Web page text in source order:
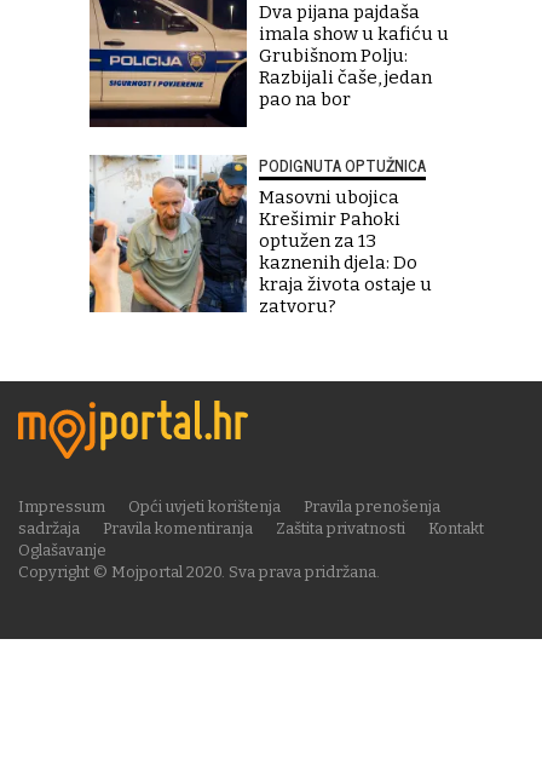
Dva pijana pajdaša
imala show u kafiću u
Grubišnom Polju:
Razbijali čaše, jedan
pao na bor
PODIGNUTA OPTUŽNICA
Masovni ubojica
Krešimir Pahoki
optužen za 13
kaznenih djela: Do
kraja života ostaje u
zatvoru?
Copyright © Mojportal 2020. Sva prava pridržana.
Impressum Opći uvjeti korištenja
Pravila prenošenja
sadržaja
Pravila komentiranja Zaštita privatnosti
Kontakt
Oglašavanje